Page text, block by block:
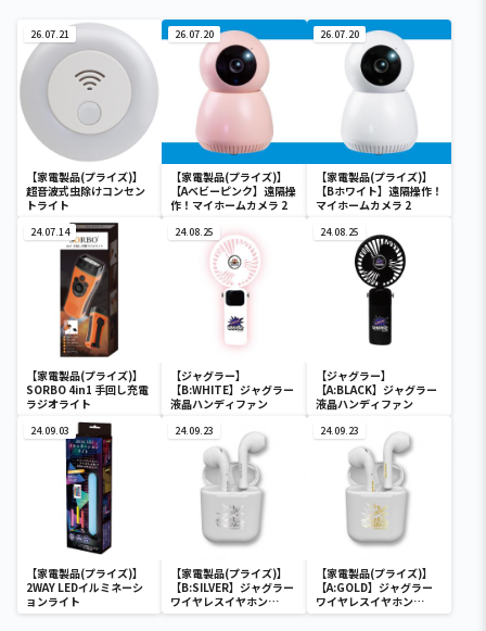
26.07.21
【家電製品(プライズ)】
超音波式虫除けコンセン
トライト
26.07.20
【家電製品(プライズ)】
【Aベビーピンク】遠隔操
作！マイホームカメラ 2
26.07.20
【家電製品(プライズ)】
【Bホワイト】遠隔操作！
マイホームカメラ 2
24.07.14
【家電製品(プライズ)】
SORBO 4in1 手回し充電
ラジオライト
24.08.25
【ジャグラー】
【B:WHITE】ジャグラー
液晶ハンディファン
24.08.25
【ジャグラー】
【A:BLACK】ジャグラー
液晶ハンディファン
24.09.03
【家電製品(プライズ)】
2WAY LEDイルミネーシ
ョンライト
24.09.23
【家電製品(プライズ)】
【B:SILVER】ジャグラー
ワイヤレスイヤホン
2(GOLD&SILVER)
24.09.23
【家電製品(プライズ)】
【A:GOLD】ジャグラー
ワイヤレスイヤホン
2(GOLD&SILVER)